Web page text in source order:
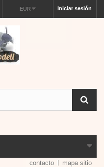
Iniciar sesión
EUR
contacto mapa sitio